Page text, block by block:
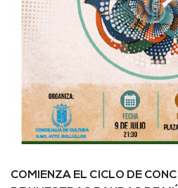
COMIENZA EL CICLO DE